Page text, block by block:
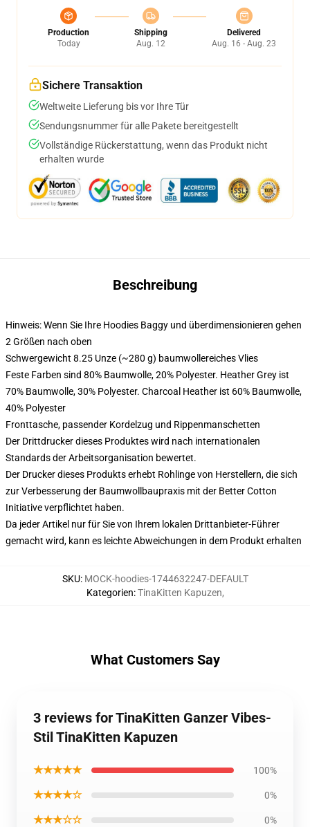
Production
Today
Shipping
Aug. 12
Delivered
Aug. 16 - Aug. 23
Sichere Transaktion
Weltweite Lieferung bis vor Ihre Tür
Sendungsnummer für alle Pakete bereitgestellt
Vollständige Rückerstattung, wenn das Produkt nicht
erhalten wurde
Beschreibung
Hinweis: Wenn Sie Ihre Hoodies Baggy und überdimensionieren gehen
2 Größen nach oben
Schwergewicht 8.25 Unze (~280 g) baumwollereiches Vlies
Feste Farben sind 80% Baumwolle, 20% Polyester. Heather Grey ist
70% Baumwolle, 30% Polyester. Charcoal Heather ist 60% Baumwolle,
40% Polyester
Fronttasche, passender Kordelzug und Rippenmanschetten
Der Drittdrucker dieses Produktes wird nach internationalen
Standards der Arbeitsorganisation bewertet.
Der Drucker dieses Produkts erhebt Rohlinge von Herstellern, die sich
zur Verbesserung der Baumwollbaupraxis mit der Better Cotton
Initiative verpflichtet haben.
Da jeder Artikel nur für Sie von Ihrem lokalen Drittanbieter-Führer
gemacht wird, kann es leichte Abweichungen in dem Produkt erhalten
SKU: MOCK-hoodies-1744632247-DEFAULT
Kategorien:TinaKitten Kapuzen,
What Customers Say
3 reviews for TinaKitten Ganzer Vibes-
Stil TinaKitten Kapuzen
★★★★★ 100%
★★★★☆ 0%
★★★☆☆ 0%